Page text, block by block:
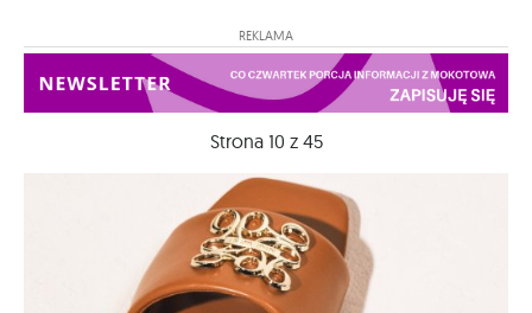
REKLAMA
Strona 10 z 45